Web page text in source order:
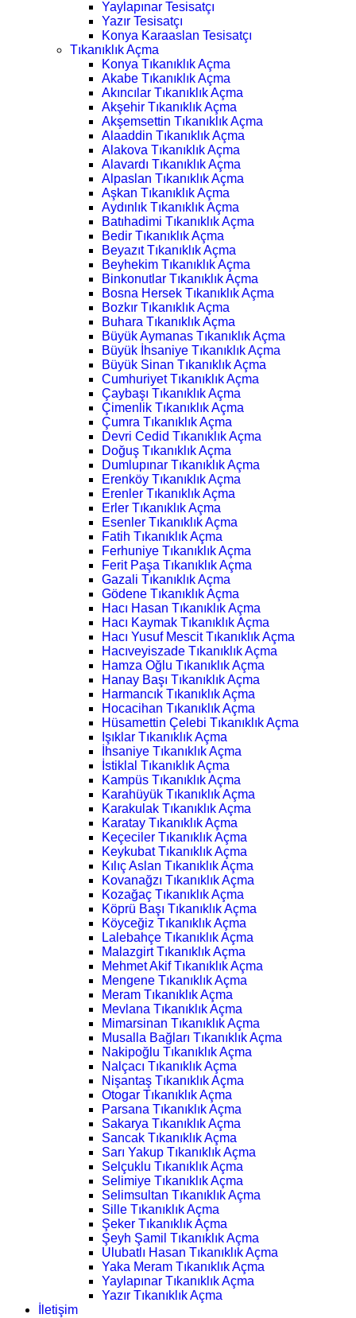
Yaylapınar Tesisatçı
Yazır Tesisatçı
Konya Karaaslan Tesisatçı
Tıkanıklık Açma
Konya Tıkanıklık Açma
Akabe Tıkanıklık Açma
Akıncılar Tıkanıklık Açma
Akşehir Tıkanıklık Açma
Akşemsettin Tıkanıklık Açma
Alaaddin Tıkanıklık Açma
Alakova Tıkanıklık Açma
Alavardı Tıkanıklık Açma
Alpaslan Tıkanıklık Açma
Aşkan Tıkanıklık Açma
Aydınlık Tıkanıklık Açma
Batıhadimi Tıkanıklık Açma
Bedir Tıkanıklık Açma
Beyazıt Tıkanıklık Açma
Beyhekim Tıkanıklık Açma
Binkonutlar Tıkanıklık Açma
Bosna Hersek Tıkanıklık Açma
Bozkır Tıkanıklık Açma
Buhara Tıkanıklık Açma
Büyük Aymanas Tıkanıklık Açma
Büyük İhsaniye Tıkanıklık Açma
Büyük Sinan Tıkanıklık Açma
Cumhuriyet Tıkanıklık Açma
Çaybaşı Tıkanıklık Açma
Çimenlik Tıkanıklık Açma
Çumra Tıkanıklık Açma
Devri Cedid Tıkanıklık Açma
Doğuş Tıkanıklık Açma
Dumlupınar Tıkanıklık Açma
Erenköy Tıkanıklık Açma
Erenler Tıkanıklık Açma
Erler Tıkanıklık Açma
Esenler Tıkanıklık Açma
Fatih Tıkanıklık Açma
Ferhuniye Tıkanıklık Açma
Ferit Paşa Tıkanıklık Açma
Gazali Tıkanıklık Açma
Gödene Tıkanıklık Açma
Hacı Hasan Tıkanıklık Açma
Hacı Kaymak Tıkanıklık Açma
Hacı Yusuf Mescit Tıkanıklık Açma
Hacıveyiszade Tıkanıklık Açma
Hamza Oğlu Tıkanıklık Açma
Hanay Başı Tıkanıklık Açma
Harmancık Tıkanıklık Açma
Hocacihan Tıkanıklık Açma
Hüsamettin Çelebi Tıkanıklık Açma
Işıklar Tıkanıklık Açma
İhsaniye Tıkanıklık Açma
İstiklal Tıkanıklık Açma
Kampüs Tıkanıklık Açma
Karahüyük Tıkanıklık Açma
Karakulak Tıkanıklık Açma
Karatay Tıkanıklık Açma
Keçeciler Tıkanıklık Açma
Keykubat Tıkanıklık Açma
Kılıç Aslan Tıkanıklık Açma
Kovanağzı Tıkanıklık Açma
Kozağaç Tıkanıklık Açma
Köprü Başı Tıkanıklık Açma
Köyceğiz Tıkanıklık Açma
Lalebahçe Tıkanıklık Açma
Malazgirt Tıkanıklık Açma
Mehmet Akif Tıkanıklık Açma
Mengene Tıkanıklık Açma
Meram Tıkanıklık Açma
Mevlana Tıkanıklık Açma
Mimarsinan Tıkanıklık Açma
Musalla Bağları Tıkanıklık Açma
Nakipoğlu Tıkanıklık Açma
Nalçacı Tıkanıklık Açma
Nişantaş Tıkanıklık Açma
Otogar Tıkanıklık Açma
Parsana Tıkanıklık Açma
Sakarya Tıkanıklık Açma
Sancak Tıkanıklık Açma
Sarı Yakup Tıkanıklık Açma
Selçuklu Tıkanıklık Açma
Selimiye Tıkanıklık Açma
Selimsultan Tıkanıklık Açma
Sille Tıkanıklık Açma
Şeker Tıkanıklık Açma
Şeyh Şamil Tıkanıklık Açma
Ulubatlı Hasan Tıkanıklık Açma
Yaka Meram Tıkanıklık Açma
Yaylapınar Tıkanıklık Açma
Yazır Tıkanıklık Açma
İletişim